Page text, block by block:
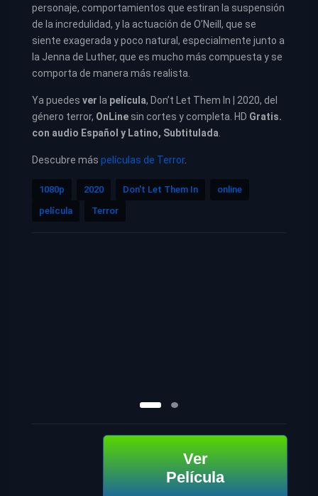
personaje, comportamientos que estiran la suspensión
de la incredulidad, y la actuación de O’Neill, que se
siente exagerada y poco natural, especialmente junto a
la Jenna de Luther, que es mucho más compuesta y se
comporta de manera más realista.
Ya puedes ver la película, Don’t Let Them In | 2020, del
género terror, OnLine sin cortes y completa. HD Gratis.
con audio Español y Latino, Subtitulada
Descubre más películas de Terror.
1080p 2020 Don't Let Them In
online
película
Terror
Ver
Película